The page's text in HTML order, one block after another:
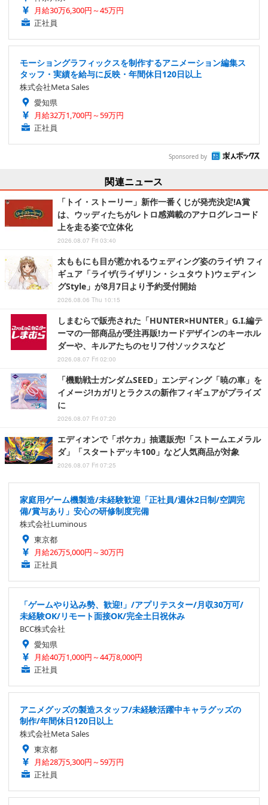
月給30万6,300円～45万円
正社員
モーショングラフィックスを制作するアニメーション編集ス
タッフ・実績を給与に反映・年間休日120日以上
株式会社Meta Sales
愛知県
月給32万1,700円～59万円
正社員
Sponsored by
関連ニュース
「トイ・ストーリー」新作一番くじが発売決定!A賞
は、ウッディたちがレトロ感満載のアナログレコード
上を走る姿で立体化
2026.08.07 Fri 03:40
太ももにも目が惹かれるウェディング姿のライザ! フィ
ギュア「ライザ(ライザリン・シュタウト)ウェディン
グStyle」が8月7日より予約受付開始
2026.08.06 Thu 10:15
しまむらで販売された「HUNTER×HUNTER」G.I.編テ
ーマの一部商品が受注再販!カードデザインのキーホル
ダーや、キルアたちのセリフ付ソックスなど
2026.08.07 Fri 02:00
「機動戦士ガンダムSEED」エンディング「暁の車」を
イメージ!カガリとラクスの新作フィギュアがプライズ
に
2026.08.07 Fri 07:20
エディオンで「ポケカ」抽選販売!「ストームエメラル
ダ」「スタートデッキ100」など人気商品が対象
2026.08.07 Fri 07:25
家庭用ゲーム機製造/未経験歓迎「正社員/週休2日制/空調完
備/賞与あり」安心の研修制度完備
株式会社Luminous
東京都
月給26万5,000円～30万円
正社員
「ゲームやり込み勢、歓迎!」/アプリテスター/月収30万可/
未経験OK/リモート面接OK/完全土日祝休み
BCC株式会社
愛知県
月給40万1,000円～44万8,000円
正社員
アニメグッズの製造スタッフ/未経験活躍中キャラグッズの
制作/年間休日120日以上
株式会社Meta Sales
東京都
月給28万5,300円～59万円
正社員